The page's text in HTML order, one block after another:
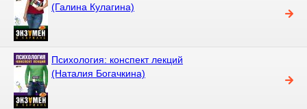
(Галина Кулагина)
Психология: конспект лекций
(Наталия Богачкина)